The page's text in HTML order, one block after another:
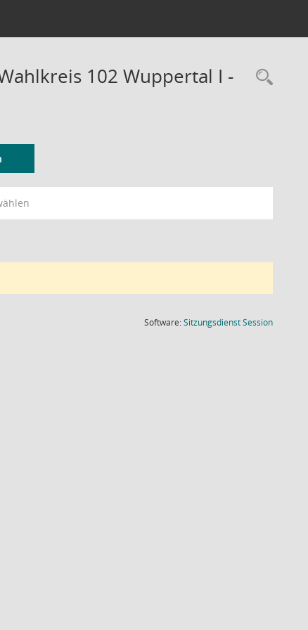
102 Wuppertal I -
Software:SitzungsdienstSession(Wird in